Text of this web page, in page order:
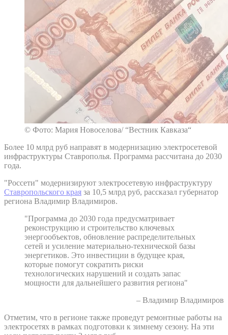
© Фото: Мария Новоселова/ “Вестник Кавказа“
Более 10 млрд руб направят в модернизацию электросетевой
инфраструктуры Ставрополья. Программа рассчитана до 2030
года.
"Россети" модернизируют электросетевую инфраструктуру
Ставропольского края за 10,5 млрд руб, рассказал губернатор
региона Владимир Владимиров.
"Программа до 2030 года предусматривает
реконструкцию и строительство ключевых
энергообъектов, обновление распределительных
сетей и усиление материально-технической базы
энергетиков. Это инвестиции в будущее края,
которые помогут сократить риски
технологических нарушений и создать запас
мощности для дальнейшего развития региона"
– Владимир Владимиров
Отметим, что в регионе также проведут ремонтные работы на
электросетях в рамках подготовки к зимнему сезону. На эти